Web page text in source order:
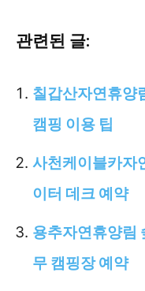
관련된 글:
칠갑산자연휴양
캠핑 이용 팁
사천케이블카자
이터 데크 예약
용추자연휴양림
무 캠핑장 예약